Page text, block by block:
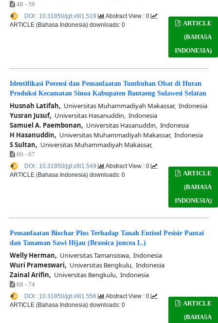
48 - 59
ARTICLE
(BAHASA
INDONESIA)
DOI : 10.31850/jgt.v9i1.519
Abstract View : 0
ARTICLE (Bahasa Indonesia) downloads: 0
Identifikasi Potensi dan Pemanfaatan Tumbuhan Obat di Hutan
Produksi Kecamatan Sinoa Kabupaten Bantaeng Sulawesi Selatan
Husnah Latifah, Universitas Muhammadiyah Makassar, Indonesia
Yusran Jusuf, Universitas Hasanuddin, Indonesia
Samuel A. Paembonan, Universitas Hasanuddin, Indonesia
H Hasanuddin, Universitas Muhammadiyah Makassar, Indonesia
S Sultan, Universitas Muhammadiyah Makassar,
60 - 67
ARTICLE
(BAHASA
INDONESIA)
DOI : 10.31850/jgt.v9i1.549
Abstract View : 0
ARTICLE (Bahasa Indonesia) downloads: 0
Pemanfaatan Biochar Plus Terhadap Tanah Entisol Pesisir Pantai
dan Tanaman Sawi Hijau (Brassica juncea L.)
Welly Herman, Universitas Tamansiswa, Indonesia
Wuri Prameswari, Universitas Bengkulu, Indonesia
Zainal Arifin, Universitas Bengkulu, Indonesia
68 - 74
ARTICLE
(BAHASA
DOI : 10.31850/jgt.v9i1.556
Abstract View : 0
ARTICLE (Bahasa Indonesia) downloads: 0